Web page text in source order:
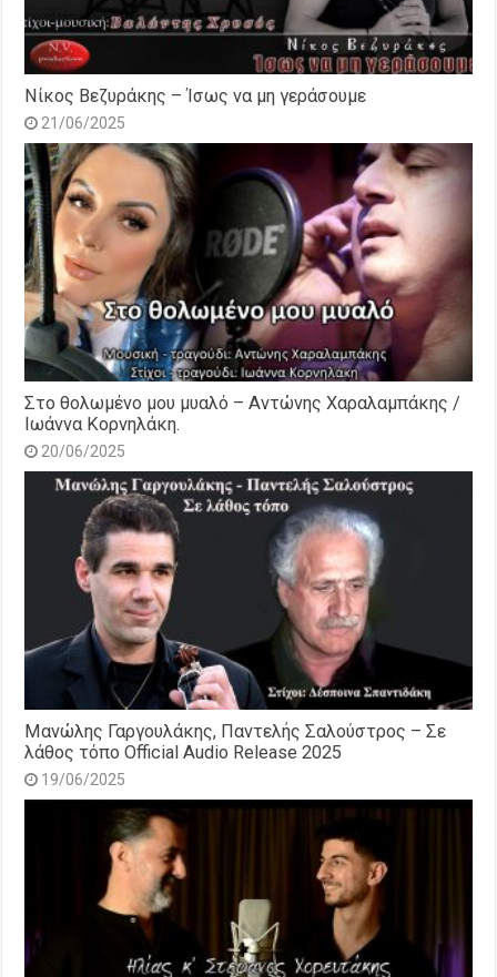
Νίκος Βεζυράκης – Ίσως να μη γεράσουμε
21/06/2025
Στο θολωμένο μου μυαλό – Αντώνης Χαραλαμπάκης /
Ιωάννα Κορνηλάκη.
20/06/2025
Μανώλης Γαργουλάκης, Παντελής Σαλούστρος – Σε
λάθος τόπο Official Audio Release 2025
19/06/2025